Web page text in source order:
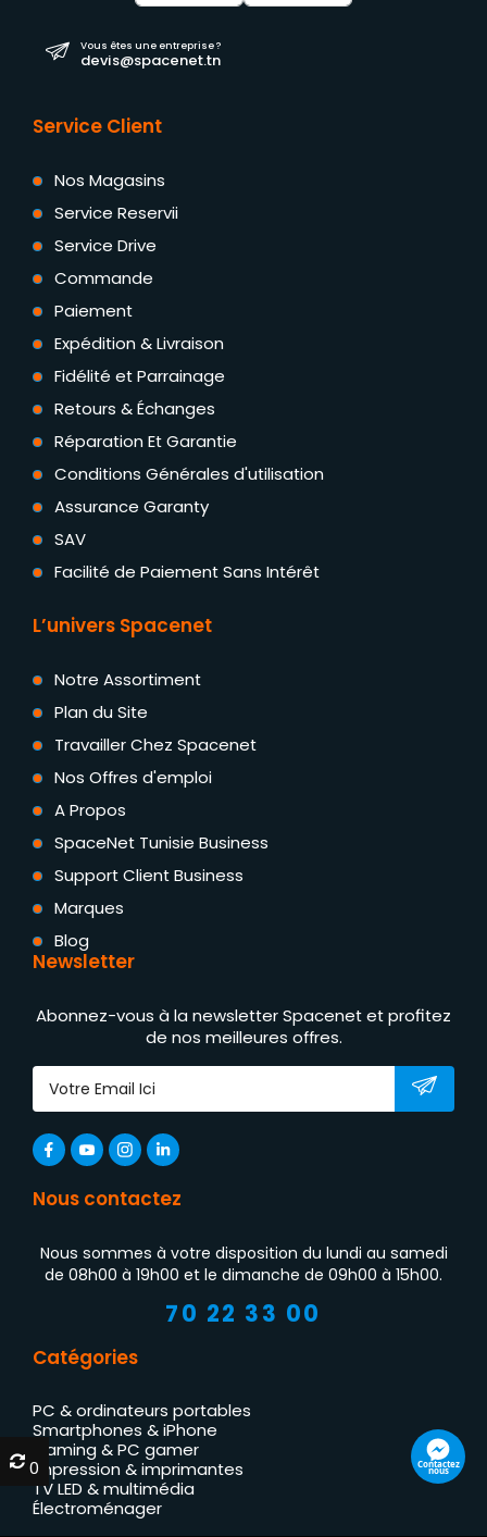
Vous êtes une entreprise ?
devis@spacenet.tn
Service Client
Nos Magasins
Service Reservii
Service Drive
Commande
Paiement
Expédition & Livraison
Fidélité et Parrainage
Retours & Échanges
Réparation Et Garantie
Conditions Générales d'utilisation
Assurance Garanty
SAV
Facilité de Paiement Sans Intérêt
L’univers Spacenet
Notre Assortiment
Plan du Site
Travailler Chez Spacenet
Nos Offres d'emploi
A Propos
SpaceNet Tunisie Business
Support Client Business
Marques
Blog
Newsletter
Abonnez-vous à la newsletter Spacenet et profitez
de nos meilleures offres.
Nous contactez
Nous sommes à votre disposition du lundi au samedi
de 08h00 à 19h00 et le dimanche de 09h00 à 15h00.
70 22 33 00
Catégories
PC & ordinateurs portables
Smartphones & iPhone
Gaming & PC gamer
Impression & imprimantes
TV LED & multimédia
Électroménager
Contactez
nous
0
0